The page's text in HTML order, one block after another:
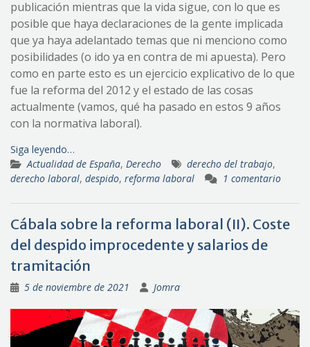
publicación mientras que la vida sigue, con lo que es
posible que haya declaraciones de la gente implicada
que ya haya adelantado temas que ni menciono como
posibilidades (o ido ya en contra de mi apuesta). Pero
como en parte esto es un ejercicio explicativo de lo que
fue la reforma del 2012 y el estado de las cosas
actualmente (vamos, qué ha pasado en estos 9 años
con la normativa laboral).
Siga leyendo…
Actualidad de España, Derecho derecho del trabajo,
derecho laboral, despido, reforma laboral 1 comentario
Cábala sobre la reforma laboral (II). Coste
del despido improcedente y salarios de
tramitación
5 de noviembre de 2021 Jomra